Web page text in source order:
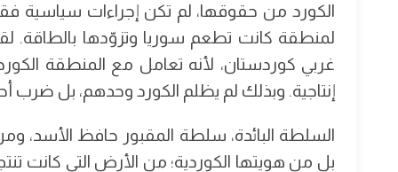
الكورد من حقوقها، لم تكن إجراءات سياسية
لمنطقة كانت تطعم سوريا وتزوّدها بالطاقة.
غربي كوردستان، لأنه تعامل مع المنطقة
إنتاجية. وبذلك لم يظلم الكورد وحدهم، بل ضرب
السلطة البائدة، سلطة المقبور حافظ الأسد،
بل من هويتها الكوردية؛ من الأرض التي كانت